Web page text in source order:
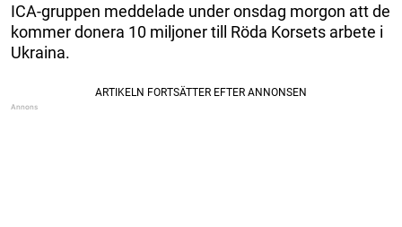
ICA-gruppen meddelade under onsdag morgon att de
kommer donera 10 miljoner till Röda Korsets arbete i
Ukraina.